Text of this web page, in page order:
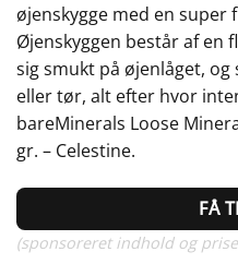
øjenskygge med en super
Øjenskyggen består af en
sig smukt på øjenlåget,
eller tør, alt efter hvor
bareMinerals Loose
gr. – Celestine.
FÅ
(sponsoreret indhold og